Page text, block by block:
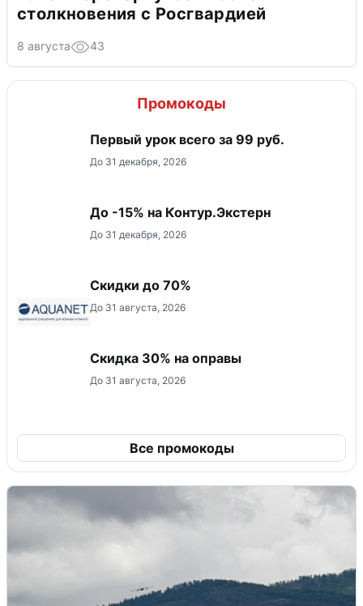
столкновения с Росгвардией
8 августа 43
Промокоды
Первый урок всего за 99 руб.
До 31 декабря, 2026
До -15% на Контур.Экстерн
До 31 декабря, 2026
Скидки до 70%
До 31 августа, 2026
Скидка 30% на оправы
До 31 августа, 2026
Все промокоды